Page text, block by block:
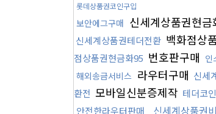
롯데상품권코인구입
보안에그구매 신세계상품권현금
신세계상품권테더전환 백화점상
점상품권현금화95 번호판구매 인
해외송금서비스 라우터구매 신세
환전 모바일신분증제작 테더코
안전한라우터판매 신세계상품권